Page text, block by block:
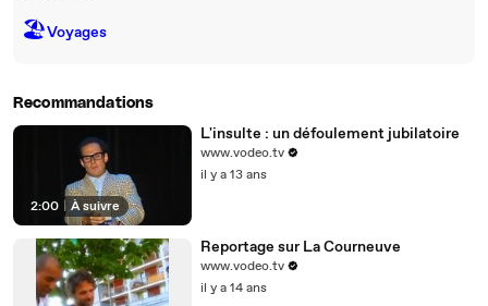
🏖Voyages
Recommandations
2:00 À suivre
L'insulte : un défoulement jubilatoire
www.vodeo.tv
il y a 13 ans
Reportage sur La Courneuve
www.vodeo.tv
il y a 14 ans